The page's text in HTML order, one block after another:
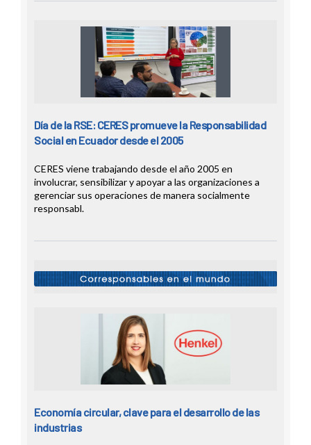
Día de la RSE: CERES promueve la Responsabilidad
Social en Ecuador desde el 2005
CERES viene trabajando desde el año 2005 en
involucrar, sensibilizar y apoyar a las organizaciones a
gerenciar sus operaciones de manera socialmente
responsabl.
Economía circular, clave para el desarrollo de las
industrias